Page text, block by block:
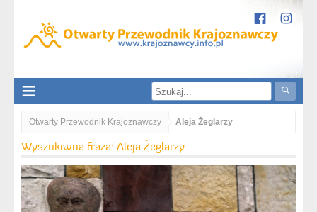
Otwarty Przewodnik Krajoznawczy Aleja Żeglarzy
Wyszukiwna fraza: Aleja Żeglarzy